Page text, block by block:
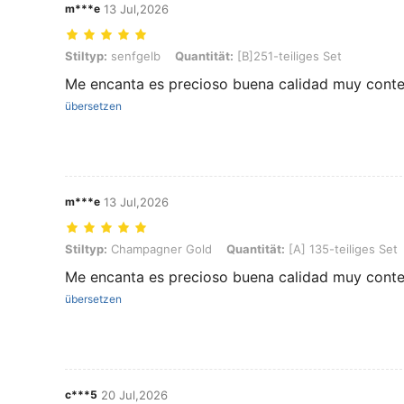
m***e 13 Jul,2026
Stiltyp: senfgelb, Quantität: [B]251-teiliges Set
Stiltyp: senfgelb Quantität: [B]251-teiliges Set
Me encanta es precioso buena calidad muy
übersetzen
m***e 13 Jul,2026
Stiltyp: Champagner Gold, Quantität: [A] 135-teiliges Set
Stiltyp: Champagner Gold Quantität: [A] 135-teiliges Set
Me encanta es precioso buena calidad muy
übersetzen
c***5 20 Jul,2026